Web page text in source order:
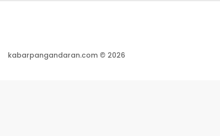
kabarpangandaran.com © 2026